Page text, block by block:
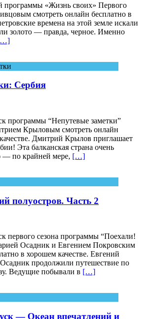
программы «Жизнь своих» Первого
смотреть онлайн бесплатно в
времена на этой земле искали
золото — правда, черное. Именно
Сербия
программы “Непутевые заметки”
Крыловым смотреть онлайн
Дмитрий Крылов приглашает
Эта балканская страна очень
— по крайней мере, […]
полуостров. Часть 2
первого сезона программы “Поехали!
Осадник и Евгением Покровским
в хорошем качестве. Евгений
продолжили путешествие по
Ведущие побывали в […]
— Океан впечатлений и